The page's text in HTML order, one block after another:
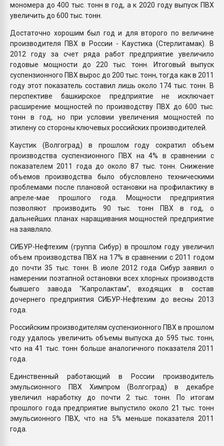
мономера до 400 тыс. тонн в год, а к 2020 году выпуск ПВХ
увеличить до 600 тыс. тонн.
Достаточно хорошим был год и для второго по величине
производителя ПВХ в России - Каустика (Стерлитамак). В
2012 году за счет ряда работ предприятие увеличило
годовые мощности до 220 тыс. тонн. Итоговый выпуск
суспензионного ПВХ вырос до 200 тыс. тонн, тогда как в 2011
году этот показатель составил лишь около 174 тыс. тонн. В
перспективе башкирское предприятие не исключает
расширение мощностей по производству ПВХ до 600 тыс.
тонн в год, но при условии увеличения мощностей по
этилену со стороны ключевых российских производителей.
Каустик (Волгоград) в прошлом году сократил объем
производства суспензионного ПВХ на 4% в сравнении с
показателем 2011 года до около 87 тыс. тонн. Снижение
объемов производства было обусловлено техническими
проблемами после плановой остановки на профилактику в
апреле-мае прошлого года. Мощности предприятия
позволяют производить 90 тыс. тонн ПВХ в год, о
дальнейших планах наращивания мощностей предприятие
на заявляло.
СИБУР-Нефтехим (группа Сибур) в прошлом году увеличил
объем производства ПВХ на 17% в сравнении с 2011 годом
до почти 35 тыс. тонн. В июле 2012 года Сибур заявил о
намерении поэтапной остановки всех хлорных производств
бывшего завода "Капролактам", входящих в состав
дочернего предприятия СИБУР-Нефтехим до весны 2013
года.
Российским производителям суспензионного ПВХ в прошлом
году удалось увеличить объемы выпуска до 595 тыс. тонн,
что на 41 тыс. тонн больше аналогичного показателя 2011
года.
Единственный работающий в России производитель
эмульсионного ПВХ Химпром (Волгоград) в декабре
увеличил наработку до почти 2 тыс. тонн. По итогам
прошлого года предприятие выпустило около 21 тыс. тонн
эмульсионного ПВХ, что на 5% меньше показателя 2011
года.